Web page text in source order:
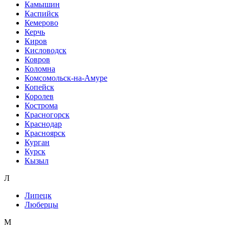
Камышин
Каспийск
Кемерово
Керчь
Киров
Кисловодск
Ковров
Коломна
Комсомольск-на-Амуре
Копейск
Королев
Кострома
Красногорск
Краснодар
Красноярск
Курган
Курск
Кызыл
Л
Липецк
Люберцы
М